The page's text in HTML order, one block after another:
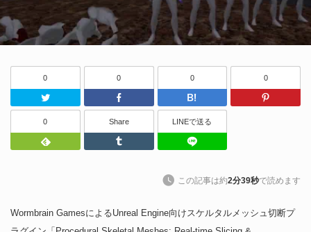
0
Twitter
0
Facebook
0
はてなブッ
0
0
Feedly
Share
Tumblr
LINEで送る
この記事は約2分39秒で読めます
Wormbrain GamesによるUnreal Engine向けスケルタルメッシュ切断プ